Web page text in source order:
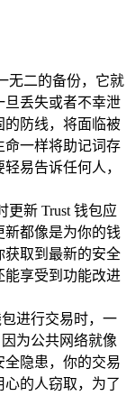
无二的备份，它就
旦丢失或者不幸泄
的防线，将面临被
命一样将助记词存
易告诉任何人，
更新 Trust 钱包应
新都像是为你的钱
获取到最新的安全
能享受到功能改进
包进行交易时，一
为公共网络就像
隐患，你的交易
的人窃取，为了